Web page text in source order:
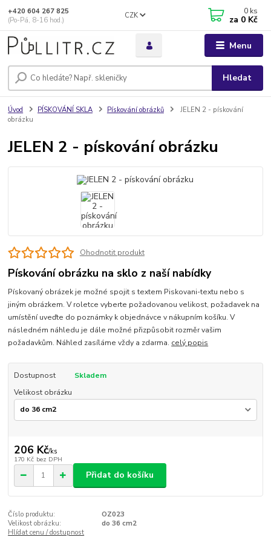
Menu
CZK
Hledat
+420 604 267 825
(Po-Pá, 8-16 hod.)
0 ks
za 0 Kč
Úvod PÍSKOVÁNÍ SKLA Pískování obrázků
JELEN 2 - pískování
obrázku
JELEN 2 - pískování obrázku
Ohodnotit produkt
Pískování obrázku na sklo z naší nabídky
Pískovaný obrázek je možné spojit s textem Piskovani-textu nebo s
jiným obrázkem. V roletce vyberte požadovanou velikost, požadavek na
umístění uveďte do poznámky k objednávce v nákupním košíku. V
následném náhledu je dále možné přizpůsobit rozměr vašim
požadavkům. Náhled zasíláme vždy a zdarma. celý popis
Dostupnost
Skladem
Velikost obrázku
206 Kč/ks
170 Kč bez DPH
Přidat do košíku
Číslo produktu:
OZ023
Velikost obrázku:
do 36 cm2
Hlídat cenu / dostupnost